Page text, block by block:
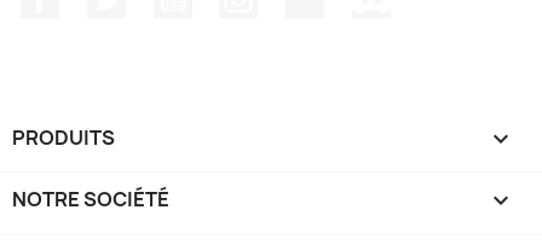
PRODUITS 
NOTRE SOCIÉTÉ 